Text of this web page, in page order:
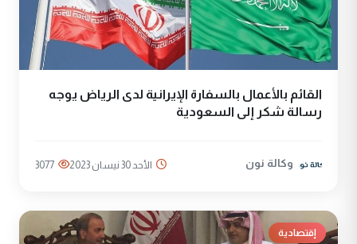
القائم بالأعمال بالسفارة الإيرانية لدى الرياض يوجه
رسالة شكر إلى السعودية
وكالة نون الأحد 30 نيسان 2023 3077
إقتصادية